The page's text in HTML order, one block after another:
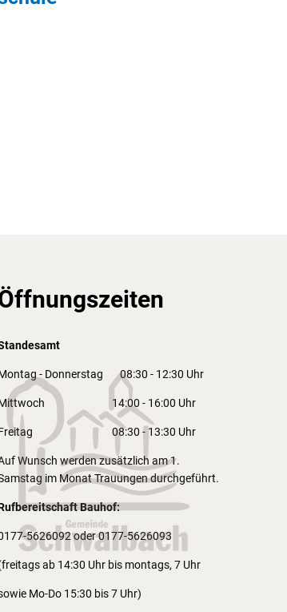
- Donnerstag 08:30 - 12:30 Uhr
14:00 - 16:00 Uhr
08:30 - 13:30 Uhr
Wunsch werden zusätzlich am 1.
im Monat Trauungen durchgeführt.
Bauhof:
5626092 oder 0177-5626093
ab 14:30 Uhr bis montags, 7 Uhr
Mo-Do 15:30 bis 7 Uhr)